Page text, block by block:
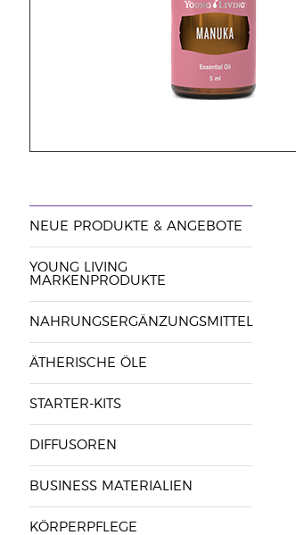
NEUE PRODUKTE & ANGEBOTE
YOUNG LIVING
MARKENPRODUKTE
NAHRUNGSERGÄNZUNGSMITTEL
ÄTHERISCHE ÖLE
STARTER-KITS
DIFFUSOREN
BUSINESS MATERIALIEN
KÖRPERPFLEGE